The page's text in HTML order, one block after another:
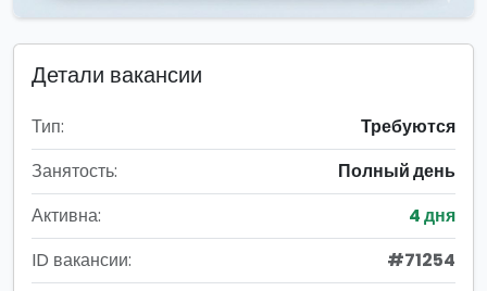
Детали вакансии
Тип:
Требуются
Занятость:
Полный день
Активна:
4 дня
ID вакансии:
#71254